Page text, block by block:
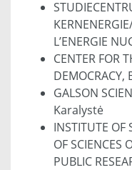
L’ENERGIE
CENTER FOR
GALSON
Karalystė
INSTITUTE OF
OF SCIENCES
PUBLIC